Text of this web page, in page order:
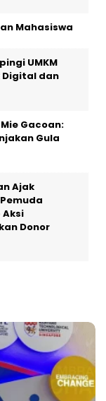
Mahasiswa
UMKM
Digital dan
Gacoan:
Gula
Ajak
Aksi
Donor